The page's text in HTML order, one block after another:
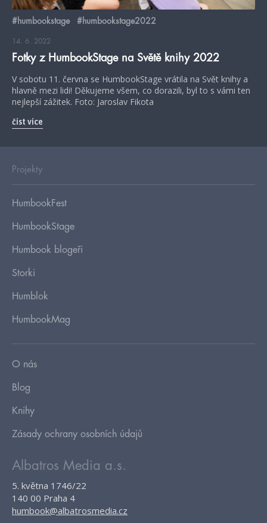
#humbookstage #humbookstage2022
14. 6. 2022
Fotky z HumbookStage na Světě knihy 2022
V sobotu 11. června se HumbookStage vrátila na Svět knihy a
hlavně mezi lidi! Děkujeme všem, co dorazili, byl to s vámi ten
nejlepší zážitek. Foto: Jaroslav Fikota
číst více
Projekty
HumbookFest
HumbookStage
Humbook blogeři
Storki
Humblok
HumbookMag
O nás
Blog
Knihy
Zásady ochrany osobních údajů
Albatros Media a.s.
5. května 1746/22
140 00 Praha 4
humbook@albatrosmedia.cz